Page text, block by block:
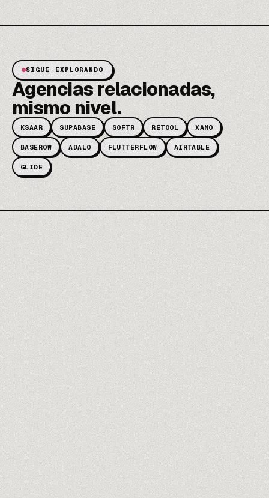
SIGUE EXPLORANDO
Agencias relacionadas,
mismo nivel.
KSAAR SUPABASE SOFTR RETOOL XANO
BASEROW ADALO FLUTTERFLOW AIRTABLE
GLIDE
Reservar la auditoría gratis de 60 min →